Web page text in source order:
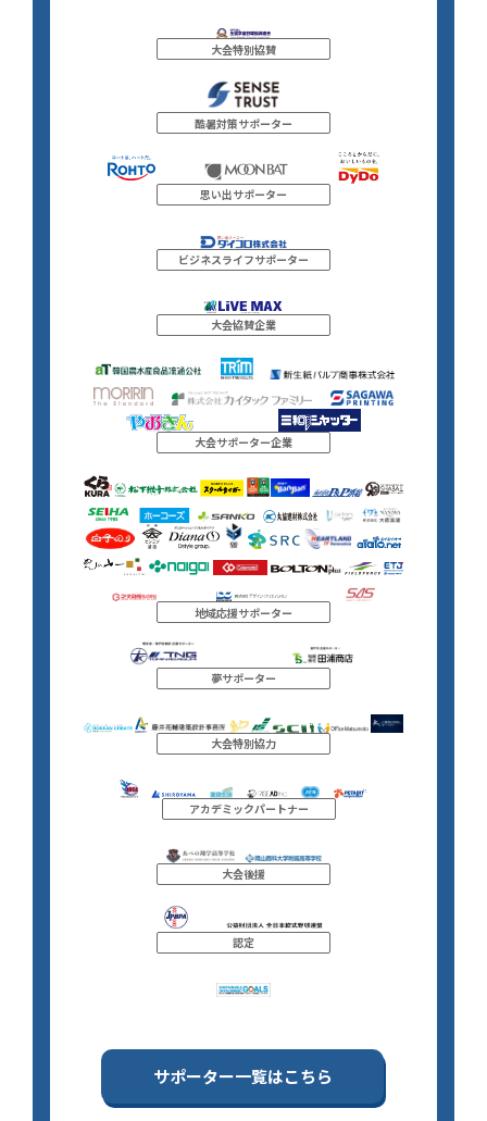
大会特別協賛
酷暑対策サポーター
思い出サポーター
ビジネスライフサポーター
大会協賛企業
大会サポーター企業
地域応援サポーター
夢サポーター
大会特別協力
アカデミックパートナー
大会後援
認定
サポーター一覧はこちら